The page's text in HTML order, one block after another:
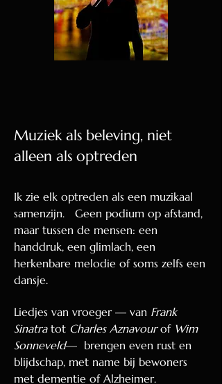
Muziek als beleving, niet
alleen als optreden
Ik zie elk optreden als een muzikaal
samenzijn. Geen podium op afstand,
maar tussen de mensen: een
handdruk, een glimlach, een
herkenbare melodie of soms zelfs een
dansje.
Liedjes van vroeger — van Frank
Sinatratot Charles Aznavourof Wim
Sonneveld— brengen even rust en
blijdschap, met name bij bewoners
met dementie of Alzheimer.